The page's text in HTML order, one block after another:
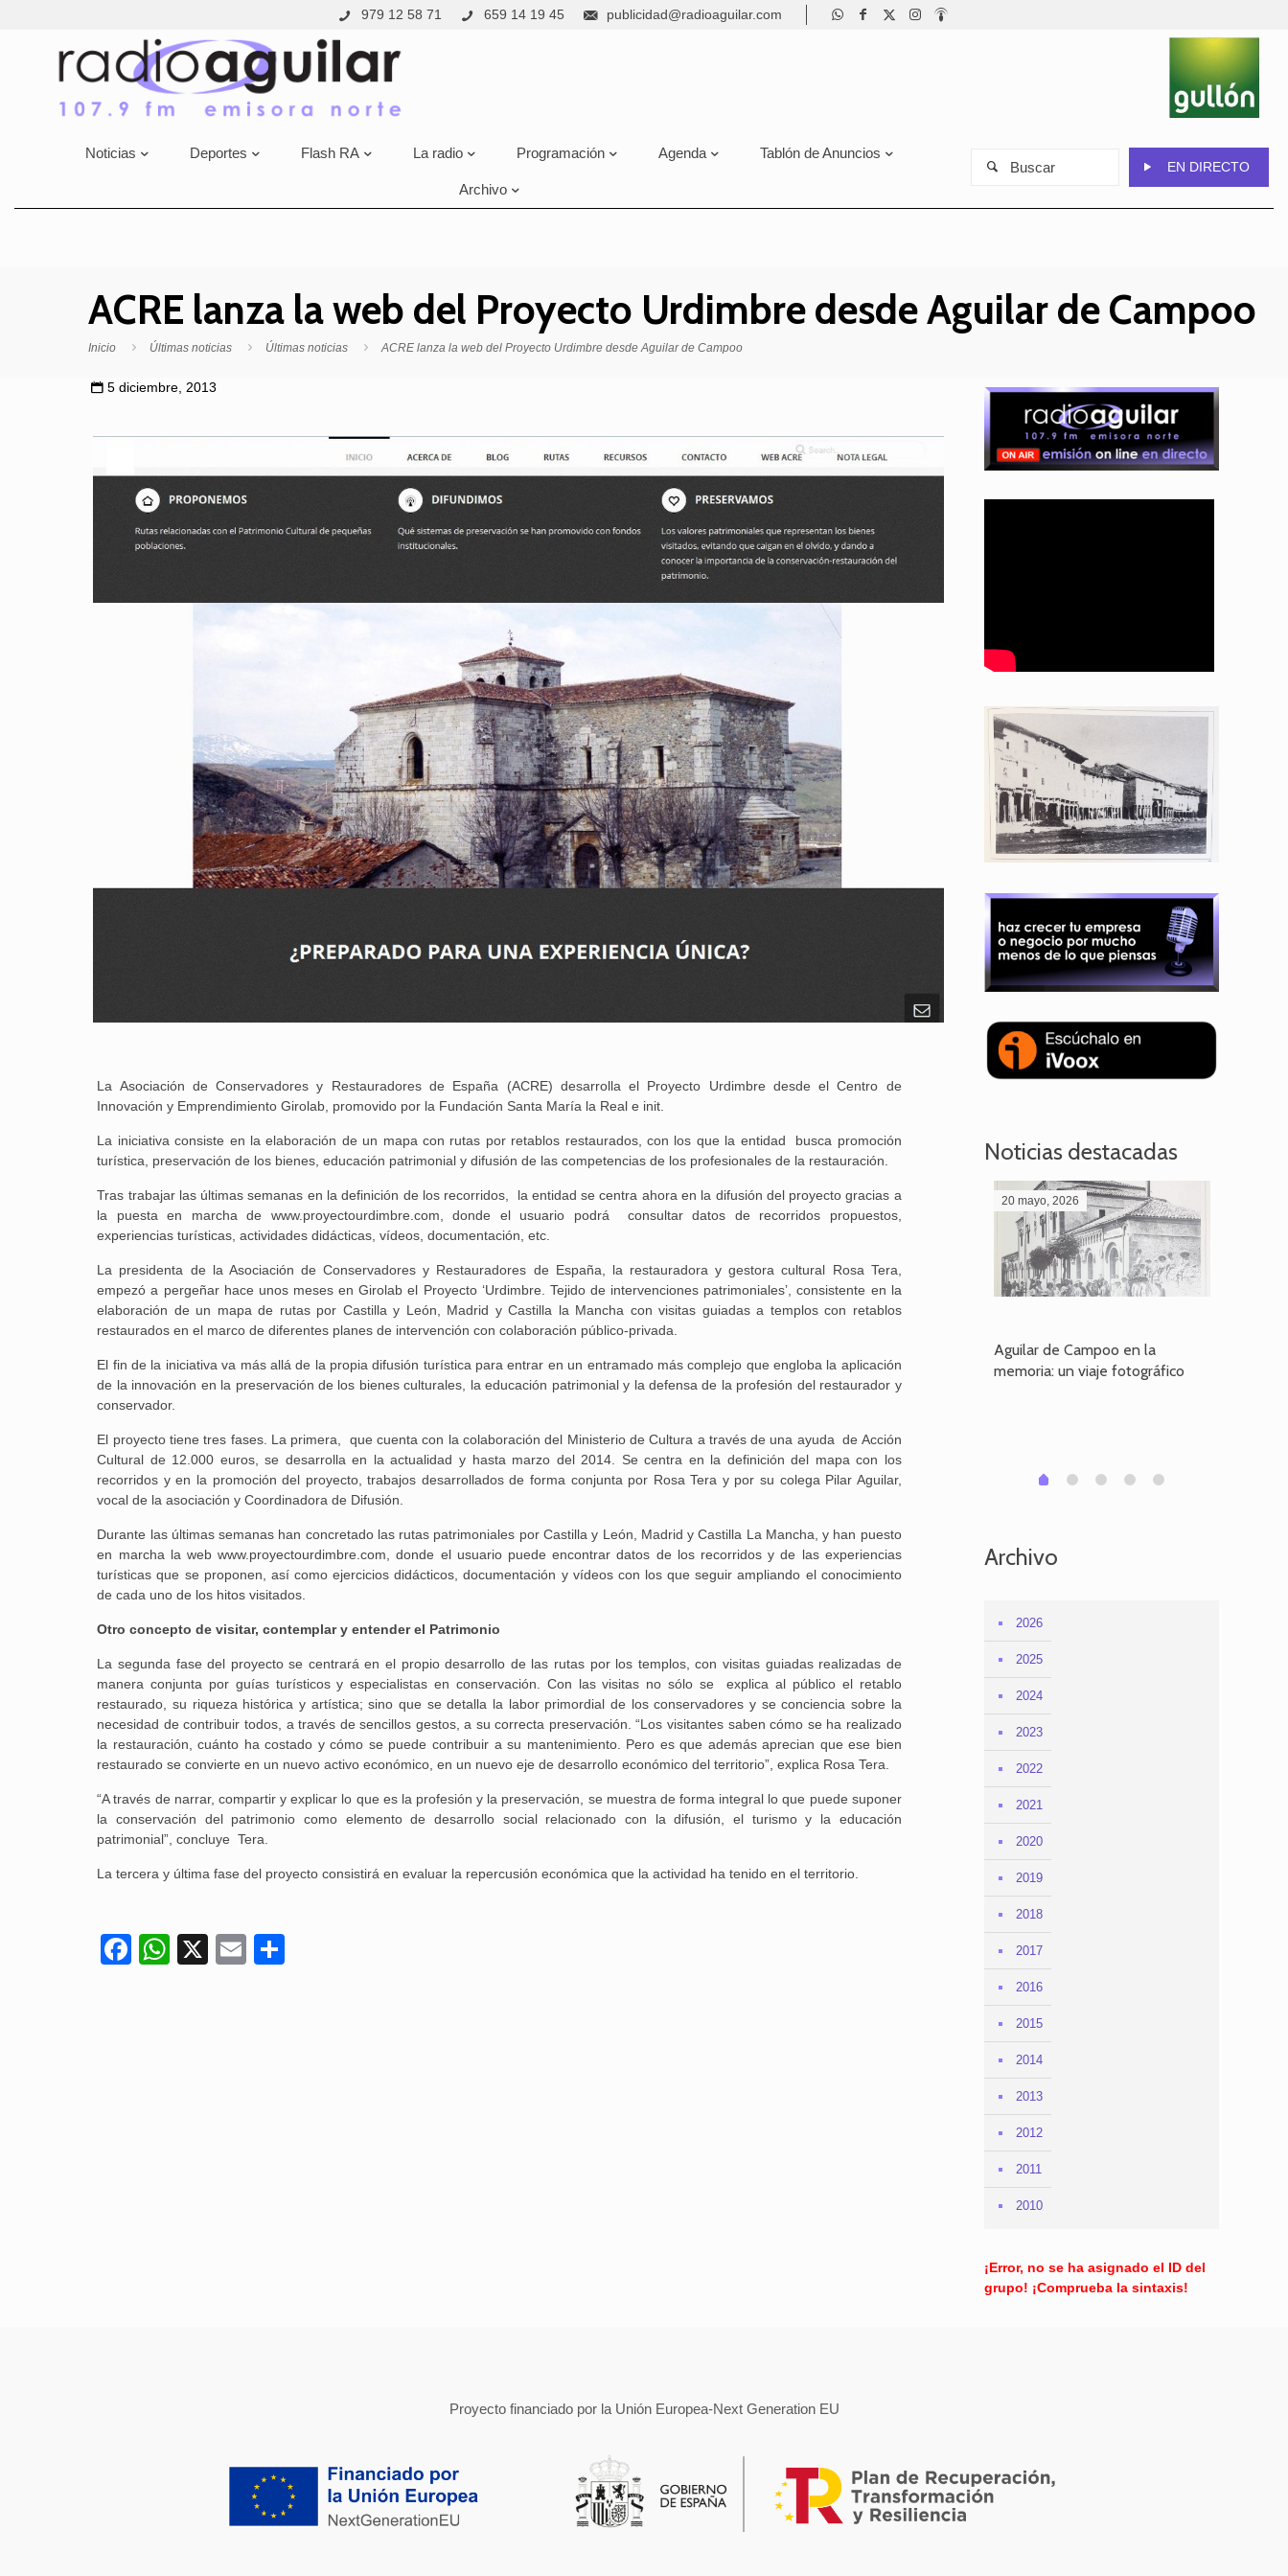
979 12 58 71 659 14 19 45 publicidad@radioaguilar.com
Noticias Deportes Flash RA La radio Programación Agenda Tablón de Anuncios
Archivo
EN DIRECTO
ACRE lanza la web del Proyecto Urdimbre desde Aguilar de Campoo
Inicio Últimas noticias Últimas noticias ACRE lanza la web del Proyecto Urdimbre desde Aguilar de Campoo
5 diciembre, 2013
La Asociación de Conservadores y Restauradores de España (ACRE) desarrolla el Proyecto Urdimbre desde el Centro de
Innovación y Emprendimiento Girolab, promovido por la Fundación Santa María la Real e init.
La iniciativa consiste en la elaboración de un mapa con rutas por retablos restaurados, con los que la entidad busca promoción
turística, preservación de los bienes, educación patrimonial y difusión de las competencias de los profesionales de la restauración.
Tras trabajar las últimas semanas en la definición de los recorridos, la entidad se centra ahora en la difusión del proyecto gracias a
la puesta en marcha de www.proyectourdimbre.com, donde el usuario podrá consultar datos de recorridos propuestos,
experiencias turísticas, actividades didácticas, vídeos, documentación, etc.
La presidenta de la Asociación de Conservadores y Restauradores de España, la restauradora y gestora cultural Rosa Tera,
empezó a pergeñar hace unos meses en Girolab el Proyecto ‘Urdimbre. Tejido de intervenciones patrimoniales’, consistente en la
elaboración de un mapa de rutas por Castilla y León, Madrid y Castilla la Mancha con visitas guiadas a templos con retablos
restaurados en el marco de diferentes planes de intervención con colaboración público-privada.
El fin de la iniciativa va más allá de la propia difusión turística para entrar en un entramado más complejo que engloba la aplicación
de la innovación en la preservación de los bienes culturales, la educación patrimonial y la defensa de la profesión del restaurador y
conservador.
El proyecto tiene tres fases. La primera, que cuenta con la colaboración del Ministerio de Cultura a través de una ayuda de Acción
Cultural de 12.000 euros, se desarrolla en la actualidad y hasta marzo del 2014. Se centra en la definición del mapa con los
recorridos y en la promoción del proyecto, trabajos desarrollados de forma conjunta por Rosa Tera y por su colega Pilar Aguilar,
vocal de la asociación y Coordinadora de Difusión.
Durante las últimas semanas han concretado las rutas patrimoniales por Castilla y León, Madrid y Castilla La Mancha, y han puesto
en marcha la web www.proyectourdimbre.com, donde el usuario puede encontrar datos de los recorridos y de las experiencias
turísticas que se proponen, así como ejercicios didácticos, documentación y vídeos con los que seguir ampliando el conocimiento
de cada uno de los hitos visitados.
Otro concepto de visitar, contemplar y entender el Patrimonio
La segunda fase del proyecto se centrará en el propio desarrollo de las rutas por los templos, con visitas guiadas realizadas de
manera conjunta por guías turísticos y especialistas en conservación. Con las visitas no sólo se explica al público el retablo
restaurado, su riqueza histórica y artística; sino que se detalla la labor primordial de los conservadores y se conciencia sobre la
necesidad de contribuir todos, a través de sencillos gestos, a su correcta preservación. “Los visitantes saben cómo se ha realizado
la restauración, cuánto ha costado y cómo se puede contribuir a su mantenimiento. Pero es que además aprecian que ese bien
restaurado se convierte en un nuevo activo económico, en un nuevo eje de desarrollo económico del territorio”, explica Rosa Tera.
“A través de narrar, compartir y explicar lo que es la profesión y la preservación, se muestra de forma integral lo que puede suponer
la conservación del patrimonio como elemento de desarrollo social relacionado con la difusión, el turismo y la educación
patrimonial”, concluye Tera.
La tercera y última fase del proyecto consistirá en evaluar la repercusión económica que la actividad ha tenido en el territorio.
Facebook
WhatsApp
X Email
Noticias destacadas
25 febrero, 2026
memoria: un viaje fotográfico
20 mayo, 2026
Aguilar de Campoo en la
memoria: un viaje fotográfico
0 1 2 3 4
Archivo
2026
2025
2024
2023
2022
2021
2020
2019
2018
2017
2016
2015
2014
2013
2012
2011
2010
¡Error, no se ha asignado el ID del
grupo! ¡Comprueba la sintaxis!
Proyecto financiado por la Unión Europea-Next Generation EU